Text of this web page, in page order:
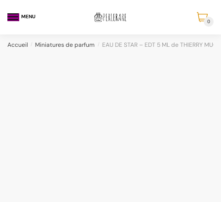
MENU
0
Accueil / Miniatures de parfum / EAU DE STAR – EDT 5 ML de THIERRY